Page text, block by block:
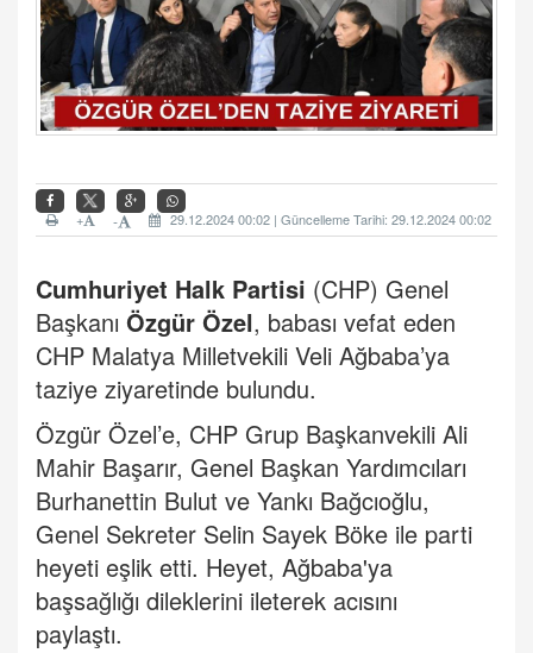
29.12.2024 00:02 | Güncelleme Tarihi: 29.12.2024 00:02
-
+
Cumhuriyet Halk Partisi (CHP) Genel
Başkanı Özgür Özel, babası vefat eden
CHP Malatya Milletvekili Veli Ağbaba’ya
taziye ziyaretinde bulundu.
Özgür Özel’e, CHP Grup Başkanvekili Ali
Mahir Başarır, Genel Başkan Yardımcıları
Burhanettin Bulut ve Yankı Bağcıoğlu,
Genel Sekreter Selin Sayek Böke ile parti
heyeti eşlik etti. Heyet, Ağbaba'ya
başsağlığı dileklerini ileterek acısını
paylaştı.